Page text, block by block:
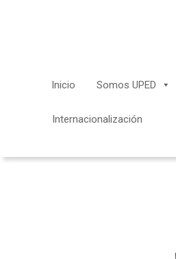
Inicio Somos UPED
Internacionalización